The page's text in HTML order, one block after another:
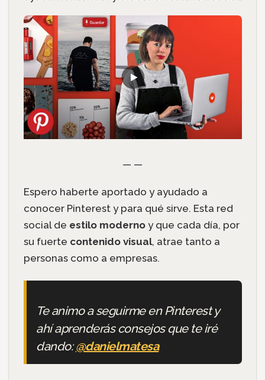
— —
Espero haberte aportado y ayudado a
conocer Pinterest y para qué sirve. Esta red
social de estilo moderno y que cada día, por
su fuerte contenido visual, atrae tanto a
personas como a empresas.
Te animo a seguirme en Pinterest y
ahí aprenderás consejos que te iré
dando:@danielmatesa